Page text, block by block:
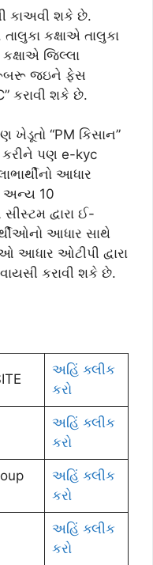
કાઅવી શકે છે.
કક્ષાએ તાલુકા
જિલ્લા
રૂબરૂ જઇને ફેસ
કરાવી શકે છે.
ખેડૂતો “PM કિસાન”
પણ e-kyc
આધાર
અન્ય 10
દ્વારા ઈ-
આધાર સાથે
આધાર ઓટીપી દ્વારા
કરાવી શકે છે.
અહિં ક્લીક
કરો
અહિં ક્લીક
કરો
અહિં ક્લીક
કરો
અહિં ક્લીક
કરો